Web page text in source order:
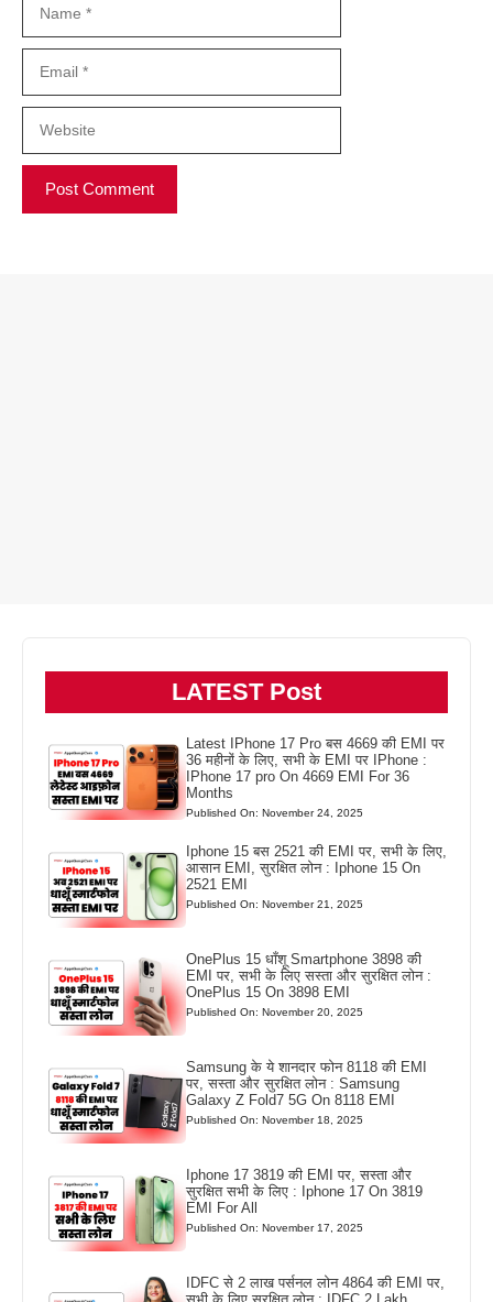
LATEST Post
Latest IPhone 17 Pro बस 4669 की EMI पर
36 महीनों के लिए, सभी के EMI पर IPhone :
IPhone 17 pro On 4669 EMI For 36
Months
Published On: November 24, 2025
Iphone 15 बस 2521 की EMI पर, सभी के लिए,
आसान EMI, सुरक्षित लोन : Iphone 15 On
2521 EMI
Published On: November 21, 2025
OnePlus 15 धाँशू Smartphone 3898 की
EMI पर, सभी के लिए सस्ता और सुरक्षित लोन :
OnePlus 15 On 3898 EMI
Published On: November 20, 2025
Samsung के ये शानदार फोन 8118 की EMI
पर, सस्ता और सुरक्षित लोन : Samsung
Galaxy Z Fold7 5G On 8118 EMI
Published On: November 18, 2025
Iphone 17 3819 की EMI पर, सस्ता और
सुरक्षित सभी के लिए : Iphone 17 On 3819
EMI For All
Published On: November 17, 2025
IDFC से 2 लाख पर्सनल लोन 4864 की EMI पर,
सभी के लिए सुरक्षित लोन : IDFC 2 Lakh